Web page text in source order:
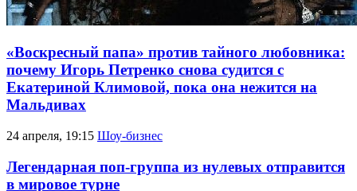
«Воскресный папа» против тайного любовника:
почему Игорь Петренко снова судится с
Екатериной Климовой, пока она нежится на
Мальдивах
24 апреля, 19:15 Шоу-бизнес
Легендарная поп-группа из нулевых отправится
в мировое турне